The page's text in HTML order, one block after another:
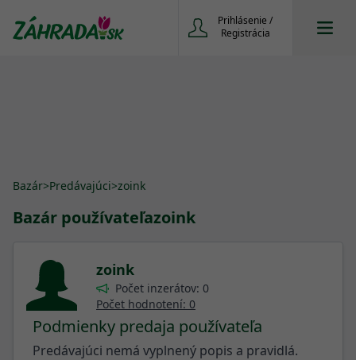
Prihlásenie /
Registrácia
Bazár>Predávajúci>zoink
Bazár používateľazoink
zoink
Počet inzerátov: 0
Počet hodnotení: 0
Podmienky predaja používateľa
Predávajúci nemá vyplnený popis a pravidlá.